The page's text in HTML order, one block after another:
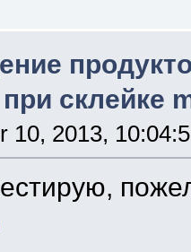
склейке
10, 2013,